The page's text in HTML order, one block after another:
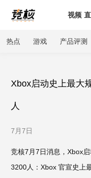
视频
热点 游戏 产品评测
Xbox启动史上最大
人
7月7日
竞核7月7日消息，Xbox
3200人：Xbox 官宣史上